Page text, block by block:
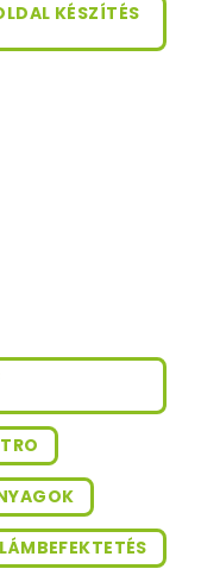
KÉSZÍTÉS